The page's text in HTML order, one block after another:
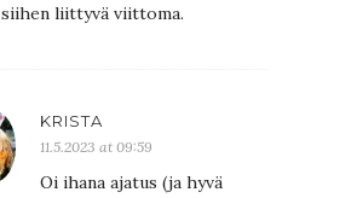
siihen liittyvä viittoma.
KRISTA
11.5.2023 at 09:59
Oi ihana ajatus (ja hyvä